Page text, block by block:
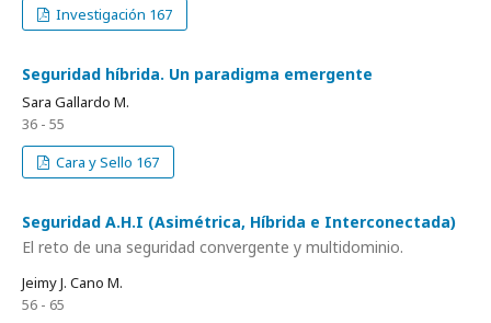
Investigación 167
Seguridad híbrida. Un paradigma emergente
Sara Gallardo M.
36 - 55
Cara y Sello 167
Seguridad A.H.I (Asimétrica, Híbrida e Interconectada)
El reto de una seguridad convergente y multidominio.
Jeimy J. Cano M.
56 - 65